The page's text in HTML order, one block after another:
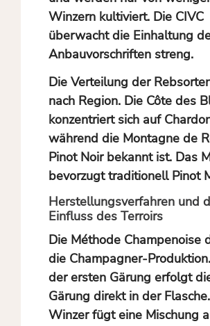
Winzern kultiviert. Die CIVC
überwacht die Einhaltung
Anbauvorschriften streng.
Die Verteilung der
nach Region. Die Côte des
konzentriert sich auf
während die Montagne de
Pinot Noir bekannt ist. Das
bevorzugt traditionell Pinot
Herstellungsverfahren und
Einfluss des Terroirs
Die Méthode Champenoise
die Champagner-
der ersten Gärung erfolgt
Gärung direkt in der
Winzer fügt eine Mischung